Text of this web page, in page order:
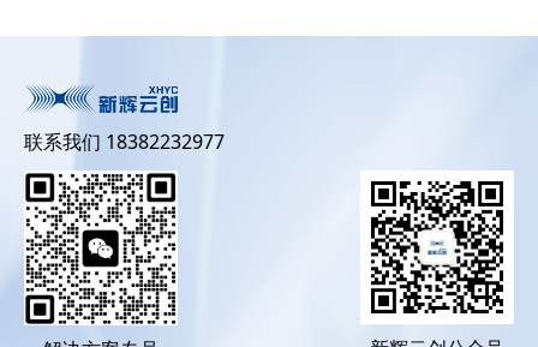
联系我们 18382232977